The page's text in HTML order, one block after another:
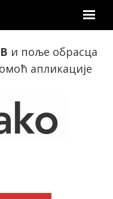
и поље обрасца
апликације